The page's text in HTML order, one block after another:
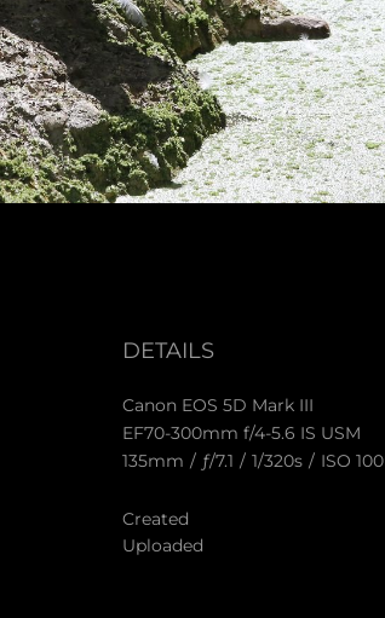
DETAILS
Canon EOS 5D Mark III
EF70-300mm f/4-5.6 IS USM
135mm / ƒ/7.1 / 1/320s / ISO 100
Created
Uploaded